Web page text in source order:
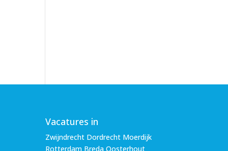
Vacatures in
Zwijndrecht Dordrecht Moerdijk
Rotterdam Breda Oosterhout